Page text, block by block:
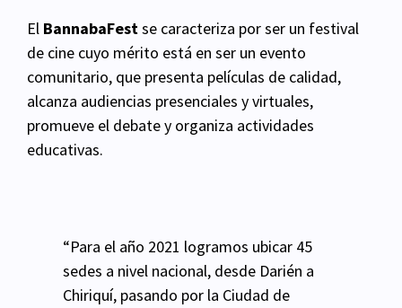
El BannabaFestse caracteriza por ser un festival
de cine cuyo mérito está en ser un evento
comunitario, que presenta películas de calidad,
alcanza audiencias presenciales y virtuales,
promueve el debate y organiza actividades
educativas.
“Para el año 2021 logramos ubicar 45
sedes a nivel nacional, desde Darién a
Chiriquí, pasando por la Ciudad de